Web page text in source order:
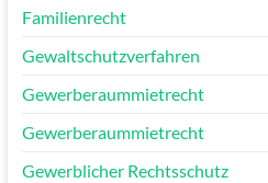
Familienrecht
Gewaltschutzverfahren
Gewerberaummietrecht
Gewerberaummietrecht
Gewerblicher Rechtsschutz